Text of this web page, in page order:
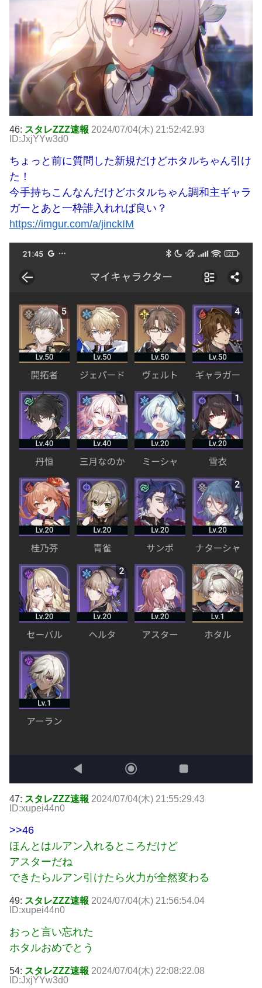
46: スタレZZZ速報 2024/07/04(木) 21:52:42.93
ID:JxjYYw3d0
ちょっと前に質問した新規だけどホタルちゃん引け
た！
今手持ちこんなんだけどホタルちゃん調和主ギャラ
ガーとあと一枠誰入れれば良い？
https://imgur.com/a/jinckIM
47: スタレZZZ速報 2024/07/04(木) 21:55:29.43
ID:xupei44n0
>>46
ほんとはルアン入れるところだけど
アスターだね
できたらルアン引けたら火力が全然変わる
49: スタレZZZ速報 2024/07/04(木) 21:56:54.04
ID:xupei44n0
おっと言い忘れた
ホタルおめでとう
54: スタレZZZ速報 2024/07/04(木) 22:08:22.08
ID:JxjYYw3d0